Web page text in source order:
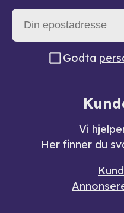
Godta
Vi
Her finner du